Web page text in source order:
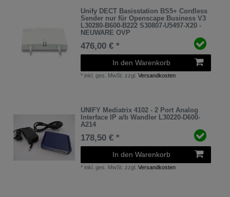
Unify DECT Basisstation BS5+ Cordless
Sender nur für Openscape Business V3
L30280-B600-B222 S30807-U5497-X20 -
NEUWARE OVP
476,00 € *
In den Warenkorb
* inkl. ges. MwSt. zzgl.Versandkosten
UNIFY Mediatrix 4102 - 2 Port Analog
Interface IP a/b Wandler L30220-D600-
A214
178,50 € *
In den Warenkorb
* inkl. ges. MwSt. zzgl.Versandkosten